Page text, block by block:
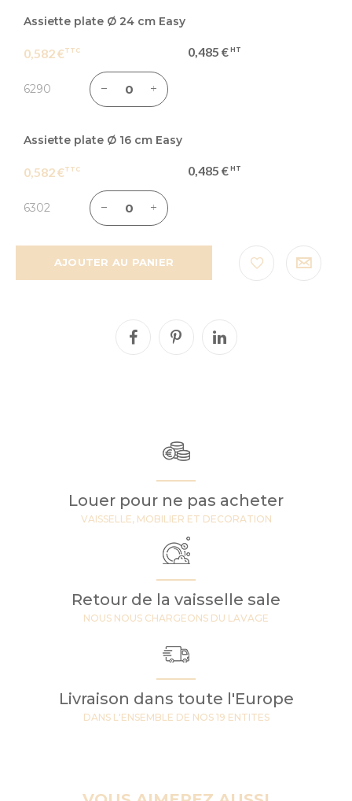
Assiette plate Ø 24 cm Easy
0,582 € 0,485 €
6290
Assiette plate Ø 16 cm Easy
0,582 € 0,485 €
6302
AJOUTER AU PANIER
Louer pour ne pas acheter
VAISSELLE, MOBILIER ET DECORATION
Retour de la vaisselle sale
NOUS NOUS CHARGEONS DU LAVAGE
Livraison dans toute l'Europe
DANS L'ENSEMBLE DE NOS 19 ENTITES